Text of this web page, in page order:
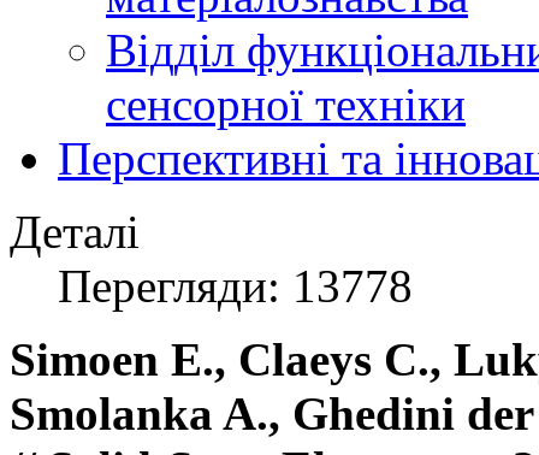
Відділ
сенсорної техніки
Перспективні та
Деталі
Перегляди: 13778
Simoen E., Claeys C.,
Smolanka A., Ghedini